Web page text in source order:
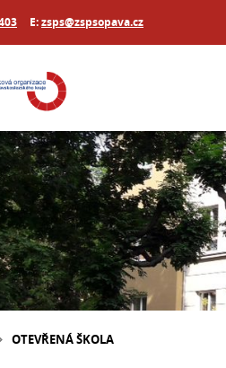
E:zsps@zspsopava.cz
OTEVŘENÁ ŠKOLA